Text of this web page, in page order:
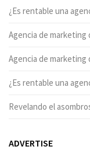
¿Es rentable una
Agencia de
Agencia de marketing
¿Es rentable una
Revelando el
ADVERTISE